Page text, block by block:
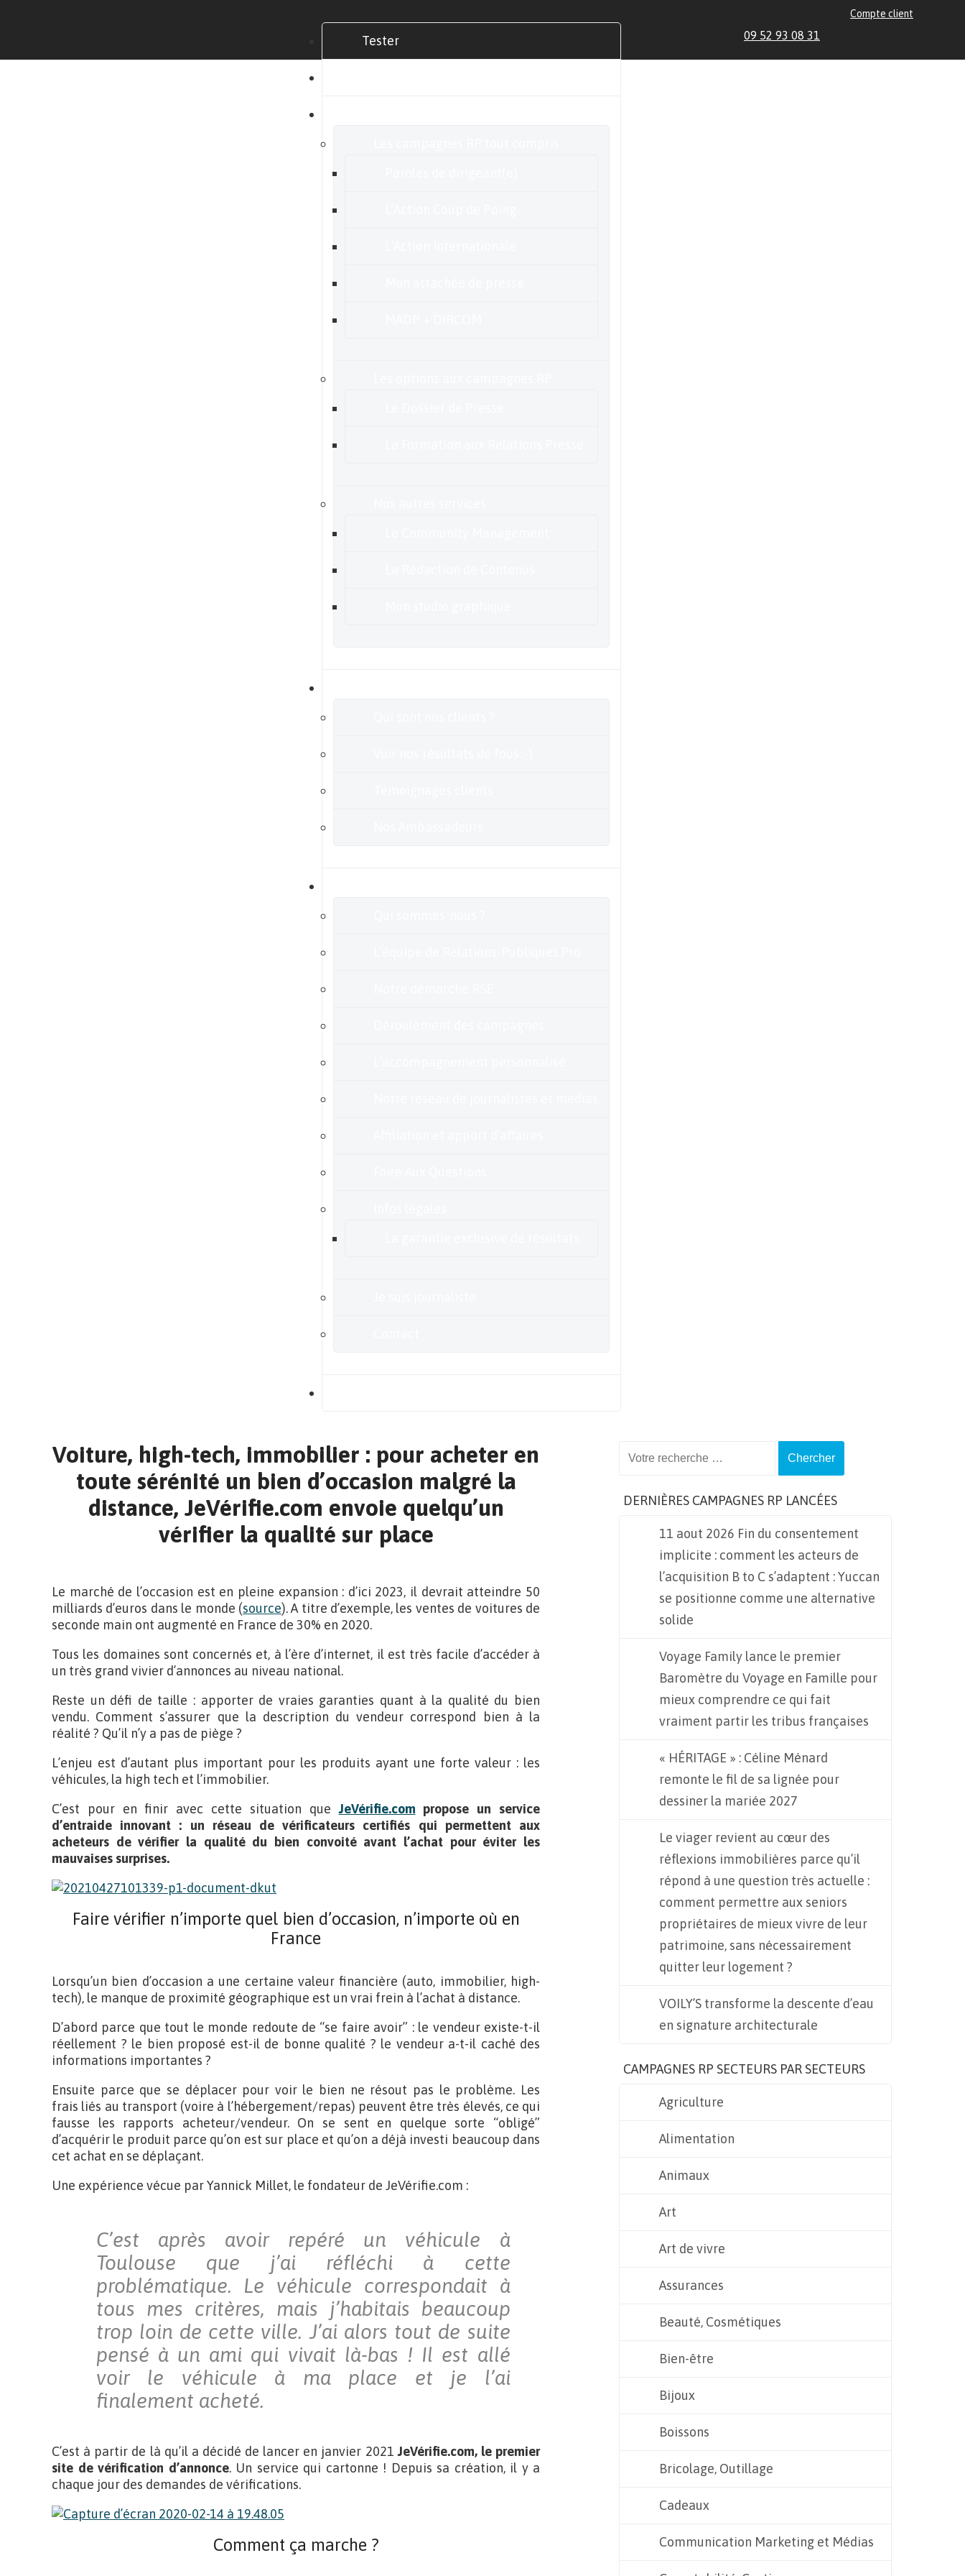
Tester
Compte client
09 52 93 08 31
Voiture, high-tech, immobilier : pour acheter en
toute sérénité un bien d’occasion malgré la
distance, JeVérifie.com envoie quelqu’un
vérifier la qualité sur place
Le marché de l’occasion est en pleine expansion : d’ici 2023, il devrait atteindre 50
milliards d’euros dans le monde (source). A titre d’exemple, les ventes de voitures de
seconde main ont augmenté en France de 30% en 2020.
Tous les domaines sont concernés et, à l’ère d’internet, il est très facile d’accéder à
un très grand vivier d’annonces au niveau national.
Reste un défi de taille : apporter de vraies garanties quant à la qualité du bien
vendu. Comment s’assurer que la description du vendeur correspond bien à la
réalité ? Qu’il n’y a pas de piège ?
L’enjeu est d’autant plus important pour les produits ayant une forte valeur : les
véhicules, la high tech et l’immobilier.
C’est pour en finir avec cette situation queJeVérifie.com propose un service
d’entraide innovant : un réseau de vérificateurs certifiés qui permettent aux
acheteurs de vérifier la qualité du bien convoité avant l’achat pour éviter les
mauvaises surprises.
Faire vérifier n’importe quel bien d’occasion, n’importe où en
France
Lorsqu’un bien d’occasion a une certaine valeur financière (auto, immobilier, high-
tech), le manque de proximité géographique est un vrai frein à l’achat à distance.
D’abord parce que tout le monde redoute de “se faire avoir” : le vendeur existe-t-il
réellement ? le bien proposé est-il de bonne qualité ? le vendeur a-t-il caché des
informations importantes ?
Ensuite parce que se déplacer pour voir le bien ne résout pas le problème. Les
frais liés au transport (voire à l’hébergement/repas) peuvent être très élevés, ce qui
fausse les rapports acheteur/vendeur. On se sent en quelque sorte “obligé”
d’acquérir le produit parce qu’on est sur place et qu’on a déjà investi beaucoup dans
cet achat en se déplaçant.
Une expérience vécue par Yannick Millet, le fondateur de JeVérifie.com :
C’est après avoir repéré un véhicule à
Toulouse que j’ai réfléchi à cette
problématique. Le véhicule correspondait à
tous mes critères, mais j’habitais beaucoup
trop loin de cette ville. J’ai alors tout de suite
pensé à un ami qui vivait là-bas ! Il est allé
voir le véhicule à ma place et je l’ai
finalement acheté.
C’est à partir de là qu’il a décidé de lancer en janvier 2021JeVérifie.com, le premier
site de vérification d’annonce. Un service qui cartonne ! Depuis sa création, il y a
chaque jour des demandes de vérifications.
Comment ça marche ?
DERNIÈRES CAMPAGNES RP LANCÉES
11 aout 2026 Fin du consentement
implicite : comment les acteurs de
l’acquisition B to C s’adaptent : Yuccan
se positionne comme une alternative
solide
Voyage Family lance le premier
Baromètre du Voyage en Famille pour
mieux comprendre ce qui fait
vraiment partir les tribus françaises
« HÉRITAGE » : Céline Ménard
remonte le fil de sa lignée pour
dessiner la mariée 2027
Le viager revient au cœur des
réflexions immobilières parce qu’il
répond à une question très actuelle :
comment permettre aux seniors
propriétaires de mieux vivre de leur
patrimoine, sans nécessairement
quitter leur logement ?
VOILY’S transforme la descente d’eau
en signature architecturale
CAMPAGNES RP SECTEURS PAR SECTEURS
Agriculture
Alimentation
Animaux
Art
Art de vivre
Assurances
Beauté, Cosmétiques
Bien-être
Bijoux
Boissons
Bricolage, Outillage
Cadeaux
Communication Marketing et Médias